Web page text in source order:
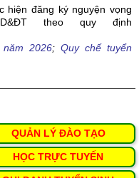
hiện đăng ký nguyện vọng
theo quy định
2026; Quy chế tuyển
QUẢN LÝ ĐÀO TẠO
HỌC TRỰC TUYẾN